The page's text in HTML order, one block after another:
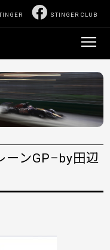
STINGER CLUB
ーンGP–by田辺